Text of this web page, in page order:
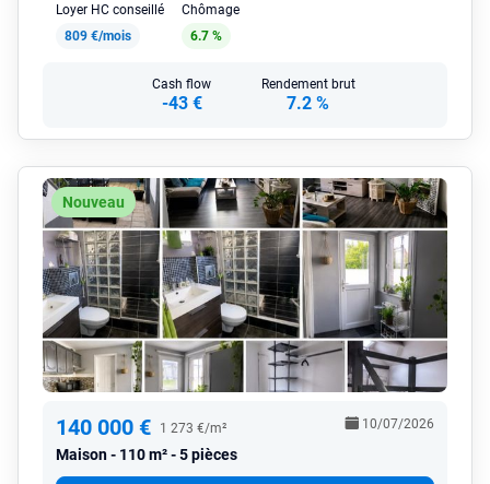
Loyer HC conseillé
809 €/mois
Chômage
6.7 %
Cash flow
-43 €
Rendement brut
7.2 %
Nouveau
140 000 € 1 273 €/m²
Maison 110 m² - 5 pièces
10/07/2026